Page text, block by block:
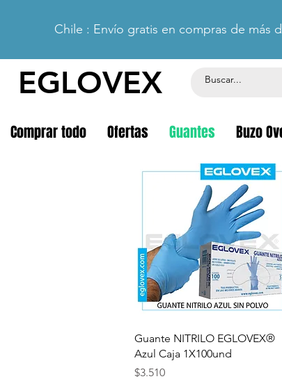
Chile : Envío gratis en compras de más
EGLOVEX
Comprar todo Ofertas Guantes Buzo
Vista rápida
Guante NITRILO EGLOVEX®
Azul Caja 1X100und
Precio
$3.510